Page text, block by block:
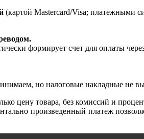
(картой Mastercard/Visa; платежными
формирует счет для оплаты
но налоговые накладные не
цену товара, без комиссий и
произведенный платеж